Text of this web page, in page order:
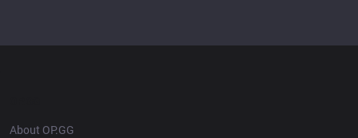
About OP.GG